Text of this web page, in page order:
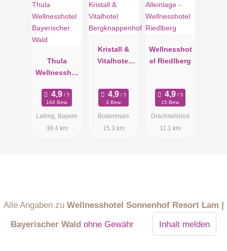
Thula
Wellnesshot
Bayerischer
Wald
144 Bew.
Lalling, Bayern
38.4 km
Kristall &
Vitalhotel
3 Bew.
Bodenmais
15.3 km
Wellnesshot
el Riedlberg
15 Bew.
Drachselsried
11.1 km
Alle Angaben zu Wellnesshotel Sonnenhof Resort Lam |
Bayerischer Wald ohne Gewähr Inhalt melden